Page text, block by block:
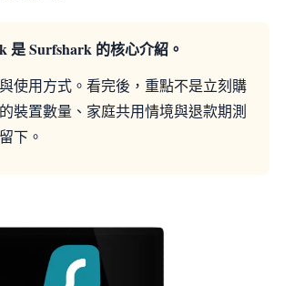
是 Surfshark 的核心介紹。
使用方式。看完後，重點不是立刻購
裝置數量、家庭共用情境與退款期測
下。